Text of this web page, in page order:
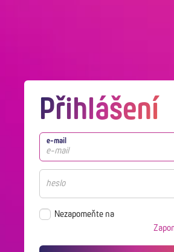
Přihlášení
e-mail
Nezapomeňte na